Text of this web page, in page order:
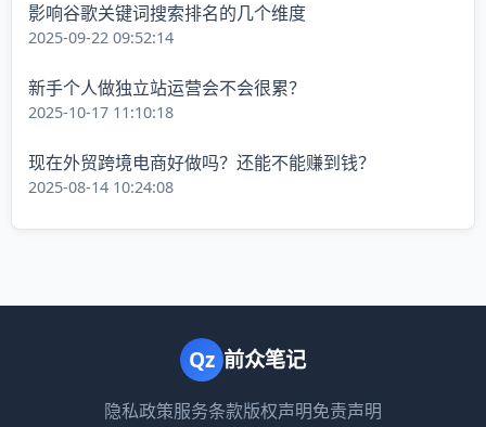
影响谷歌关键词搜索排名的几个维度
2025-09-22 09:52:14
新手个人做独立站运营会不会很累？
2025-10-17 11:10:18
现在外贸跨境电商好做吗？还能不能赚到钱？
2025-08-14 10:24:08
Qz 前众笔记
隐私政策服务条款版权声明免责声明